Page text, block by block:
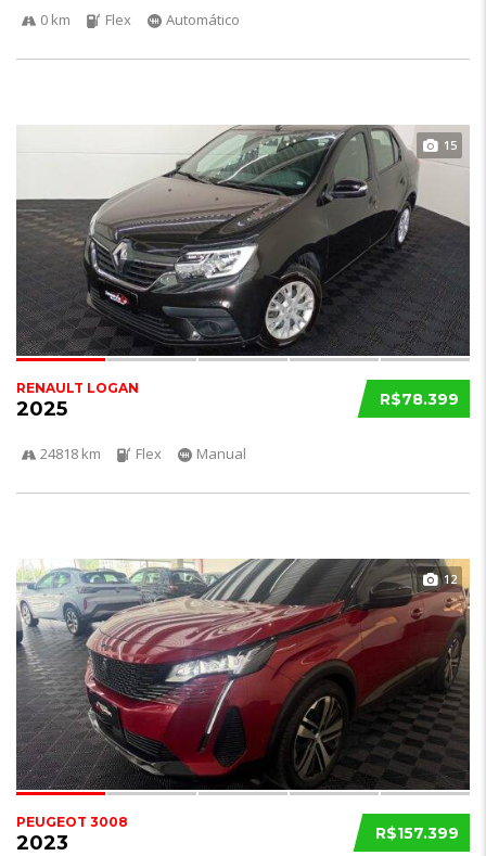
0 km Flex Automático
15
R$78.399
RENAULT LOGAN
2025
24818 km Flex Manual
12
R$157.399
PEUGEOT 3008
2023